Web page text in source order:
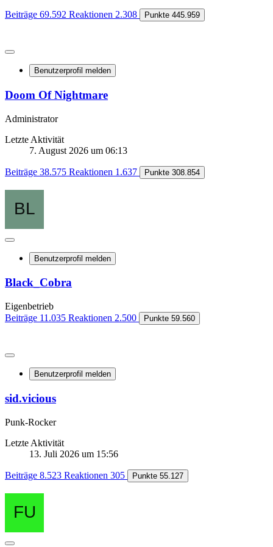
Beiträge 69.592 Reaktionen 2.308 Punkte 445.959
Benutzerprofil melden
Doom Of Nightmare
Administrator
Letzte Aktivität
7. August 2026 um 06:13
Beiträge 38.575 Reaktionen 1.637 Punkte 308.854
Benutzerprofil melden
Black_Cobra
Eigenbetrieb
Beiträge 11.035 Reaktionen 2.500 Punkte 59.560
Benutzerprofil melden
sid.vicious
Punk-Rocker
Letzte Aktivität
13. Juli 2026 um 15:56
Beiträge 8.523 Reaktionen 305 Punkte 55.127